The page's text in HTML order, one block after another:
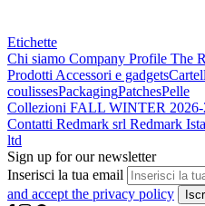
Etichette
Chi siamo Company Profile The
Prodotti Accessori e gadgets
coulissesPackagingPatchesPelle
Collezioni FALL WINTER 2026-
Contatti Redmark srl Redmark
ltd
Sign up for our newsletter
Inserisci la tua email
and accept the privacy policy